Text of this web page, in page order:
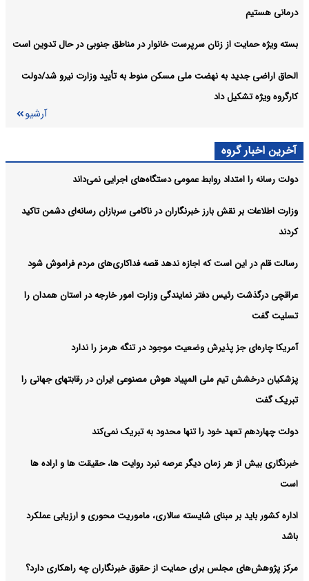
درمانی هستیم
بسته ویژه حمایت از زنان سرپرست خانوار در مناطق جنوبی در حال تدوین است
الحاق اراضی جدید به نهضت ملی مسکن منوط به تأیید وزارت نیرو شد/دولت
کارگروه ویژه تشکیل داد
آرشیو
آخرین اخبار گروه
دولت رسانه را امتداد روابط عمومی دستگاه‌های اجرایی نمی‌داند
وزارت اطلاعات بر نقش بارز خبرنگاران در ناکامی سربازان رسانه‌ای دشمن تاکید
کردند
رسالت قلم در این است که اجازه ندهد قصه‌ فداکاری‌های مردم فراموش شود
عراقچی درگذشت رئیس دفتر نمایندگی وزارت امور خارجه در استان همدان را
تسلیت گفت
آمریکا چاره‌ای جز پذیرش وضعیت موجود در تنگه هرمز را ندارد
پزشکیان درخشش تیم ملی المپیاد هوش مصنوعی ایران در رقابتهای جهانی را
تبریک گفت
دولت چهاردهم تعهد خود را تنها محدود به تبریک نمی‌کند
خبرنگاری بیش از هر زمان دیگر عرصه نبرد روایت ها، حقیقت ها و اراده ها
است
اداره کشور باید بر مبنای شایسته سالاری، ماموریت محوری و ارزیابی عملکرد
باشد
مرکز پژوهش‌های مجلس برای حمایت از حقوق خبرنگاران چه راهکاری دارد؟